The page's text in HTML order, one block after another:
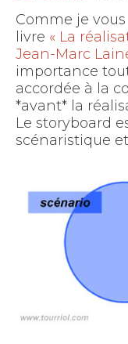
Comme je
livre « La
Jean-Marc
importance
accordée à la
*avant* la
Le storyboard
scénaristique